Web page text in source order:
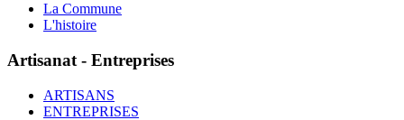
La Commune
L'histoire
Artisanat - Entreprises
ARTISANS
ENTREPRISES